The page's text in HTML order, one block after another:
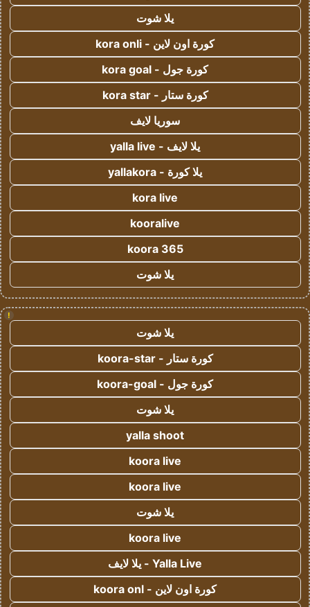
يلا شوت
كورة اون لاين - kora onli
كورة جول - kora goal
كورة ستار - kora star
سوريا لايف
يلا لايف - yalla live
يلا كورة - yallakora
kora live
kooralive
koora 365
يلا شوت
!
يلا شوت
كورة ستار - koora-star
كورة جول - koora-goal
يلا شوت
yalla shoot
koora live
koora live
يلا شوت
koora live
Yalla Live - يلا لايف
كورة اون لاين - koora onl